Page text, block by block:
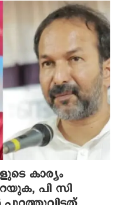
കാര്യം
പി സി